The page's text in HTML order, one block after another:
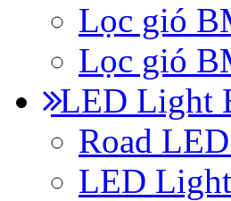
Lọc gió
Lọc gió
LED Light
Road
LED